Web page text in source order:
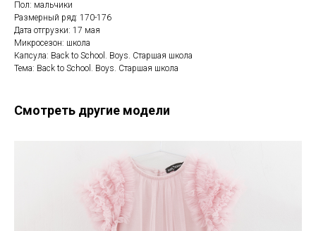
Пол: мальчики
Размерный ряд: 170-176
Дата отгрузки: 17 мая
Микросезон: школа
Капсула: Back to School. Boys. Старшая школа
Тема: Back to School. Boys. Старшая школа
Смотреть другие модели